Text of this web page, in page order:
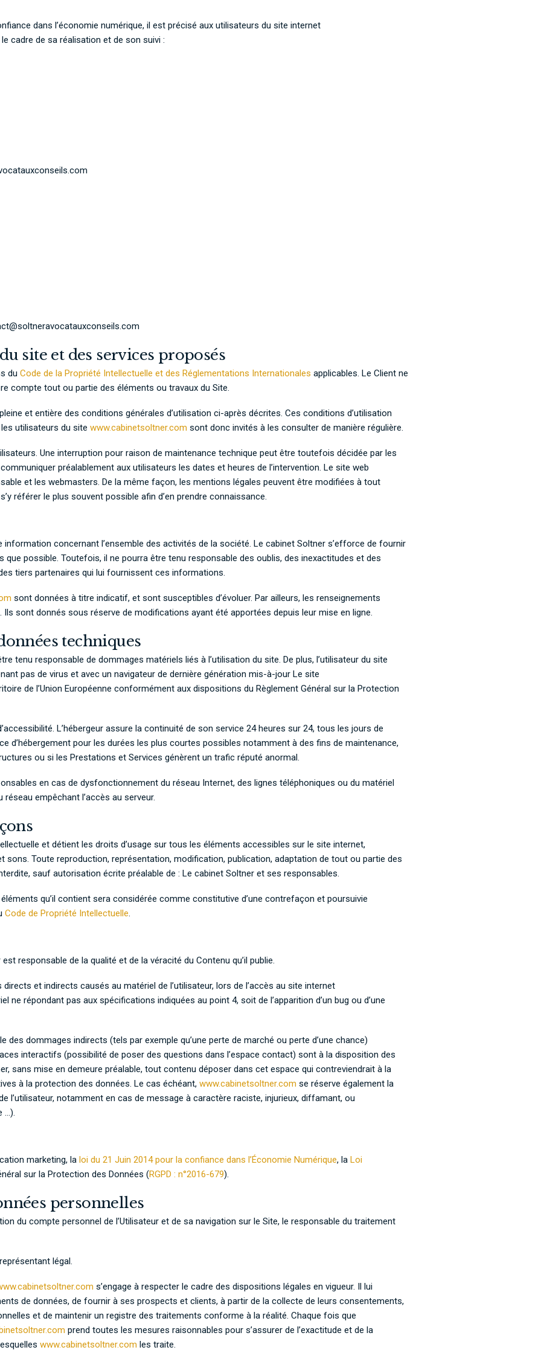
dans l’économie numérique, il est précisé aux utilisateurs du site internet
cadre de sa réalisation et de son suivi :
site et des services proposés
du Code de la Propriété Intellectuelle et des Réglementations Internationales applicables. Le Client ne
compte tout ou partie des éléments ou travaux du Site.
et entière des conditions générales d’utilisation ci-après décrites. Ces conditions d’utilisation
utilisateurs du site www.cabinetsoltner.com sont donc invités à les consulter de manière régulière.
Une interruption pour raison de maintenance technique peut être toutefois décidée par les
préalablement aux utilisateurs les dates et heures de l’intervention. Le site web
et les webmasters. De la même façon, les mentions légales peuvent être modifiées à tout
référer le plus souvent possible afin d’en prendre connaissance.
concernant l’ensemble des activités de la société. Le cabinet Soltner s’efforce de fournir
possible. Toutefois, il ne pourra être tenu responsable des oublis, des inexactitudes et des
tiers partenaires qui lui fournissent ces informations.
sont données à titre indicatif, et sont susceptibles d’évoluer. Par ailleurs, les renseignements
sont donnés sous réserve de modifications ayant été apportées depuis leur mise en ligne.
techniques
tenu responsable de dommages matériels liés à l’utilisation du site. De plus, l’utilisateur du site
pas de virus et avec un navigateur de dernière génération mis-à-jour Le site
de l’Union Européenne conformément aux dispositions du Règlement Général sur la Protection
L’hébergeur assure la continuité de son service 24 heures sur 24, tous les jours de
d’hébergement pour les durées les plus courtes possibles notamment à des fins de maintenance,
ou si les Prestations et Services génèrent un trafic réputé anormal.
en cas de dysfonctionnement du réseau Internet, des lignes téléphoniques ou du matériel
empêchant l’accès au serveur.
et détient les droits d’usage sur tous les éléments accessibles sur le site internet,
Toute reproduction, représentation, modification, publication, adaptation de tout ou partie des
sauf autorisation écrite préalable de : Le cabinet Soltner et ses responsables.
qu’il contient sera considérée comme constitutive d’une contrefaçon et poursuivie
Code de Propriété Intellectuelle.
responsable de la qualité et de la véracité du Contenu qu’il publie.
et indirects causés au matériel de l’utilisateur, lors de l’accès au site internet
ne répondant pas aux spécifications indiquées au point 4, soit de l’apparition d’un bug ou d’une
dommages indirects (tels par exemple qu’une perte de marché ou perte d’une chance)
interactifs (possibilité de poser des questions dans l’espace contact) sont à la disposition des
sans mise en demeure préalable, tout contenu déposer dans cet espace qui contreviendrait à la
à la protection des données. Le cas échéant, www.cabinetsoltner.com se réserve également la
l’utilisateur, notamment en cas de message à caractère raciste, injurieux, diffamant, ou
…).
marketing, la loi du 21 Juin 2014 pour la confiance dans l’Économie Numérique, la Loi
sur la Protection des Données (RGPD : n°2016-679).
personnelles
du compte personnel de l’Utilisateur et de sa navigation sur le Site, le responsable du traitement
légal.
s’engage à respecter le cadre des dispositions légales en vigueur. Il lui
de données, de fournir à ses prospects et clients, à partir de la collecte de leurs consentements,
et de maintenir un registre des traitements conforme à la réalité. Chaque fois que
prend toutes les mesures raisonnables pour s’assurer de l’exactitude et de la
www.cabinetsoltner.com les traite.